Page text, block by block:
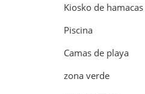
Kiosko de hamacas
Piscina
Camas de playa
zona verde